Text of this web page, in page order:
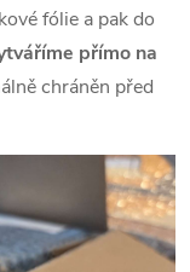
fólie a pak do
přímo na
chráněn před